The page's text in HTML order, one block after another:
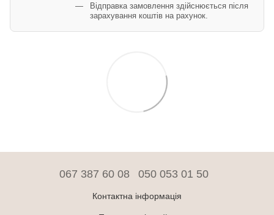
Відправка замовлення здійснюється після
зарахування коштів на рахунок.
067 387 60 08 050 053 01 50
Контактна інформація